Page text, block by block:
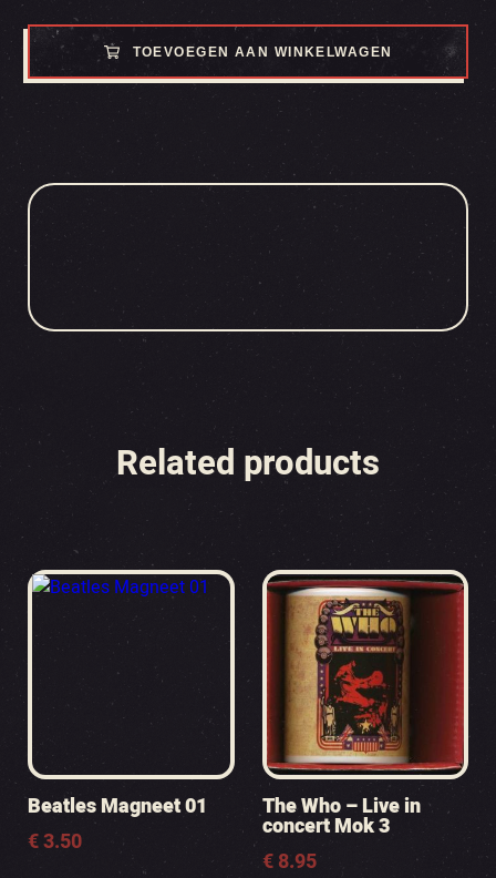
TOEVOEGEN AAN WINKELWAGEN
Related products
Beatles Magneet 01
€3.50
The Who – Live in
concert Mok 3
€8.95